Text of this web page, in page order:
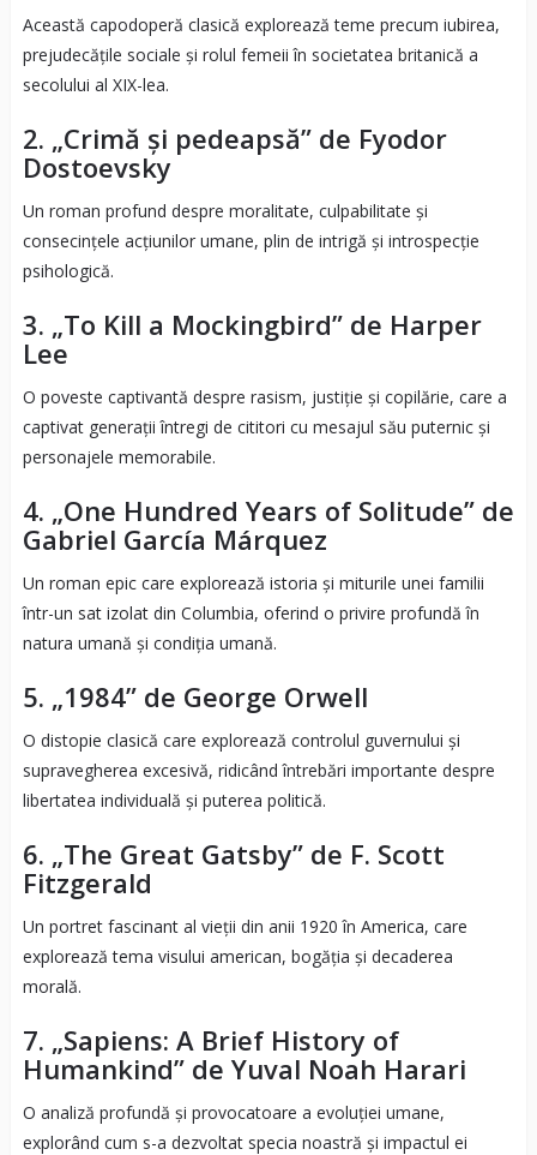
Această capodoperă clasică explorează teme precum iubirea,
prejudecățile sociale și rolul femeii în societatea britanică a
secolului al XIX-lea.
2. „Crimă și pedeapsă” de Fyodor
Dostoevsky
Un roman profund despre moralitate, culpabilitate și
consecințele acțiunilor umane, plin de intrigă și introspecție
psihologică.
3. „To Kill a Mockingbird” de Harper
Lee
O poveste captivantă despre rasism, justiție și copilărie, care a
captivat generații întregi de cititori cu mesajul său puternic și
personajele memorabile.
4. „One Hundred Years of Solitude” de
Gabriel García Márquez
Un roman epic care explorează istoria și miturile unei familii
într-un sat izolat din Columbia, oferind o privire profundă în
natura umană și condiția umană.
5. „1984” de George Orwell
O distopie clasică care explorează controlul guvernului și
supravegherea excesivă, ridicând întrebări importante despre
libertatea individuală și puterea politică.
6. „The Great Gatsby” de F. Scott
Fitzgerald
Un portret fascinant al vieții din anii 1920 în America, care
explorează tema visului american, bogăția și decaderea
morală.
7. „Sapiens: A Brief History of
Humankind” de Yuval Noah Harari
O analiză profundă și provocatoare a evoluției umane,
explorând cum s-a dezvoltat specia noastră și impactul ei